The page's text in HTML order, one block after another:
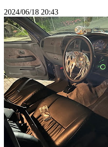
2024/06/18 20:43